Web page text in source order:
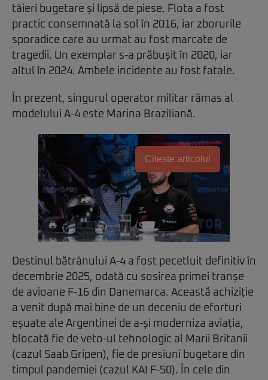
tăieri bugetare și lipsă de piese. Flota a fost
practic consemnată la sol în 2016, iar zborurile
sporadice care au urmat au fost marcate de
tragedii. Un exemplar s-a prăbușit în 2020, iar
altul în 2024. Ambele incidente au fost fatale.
În prezent, singurul operator militar rămas al
modelului A-4 este Marina Braziliană.
Citește articolul
Destinul bătrânului A-4 a fost pecetluit definitiv în
decembrie 2025, odată cu sosirea primei tranșe
de avioane F-16 din Danemarca. Această achiziție
a venit după mai bine de un deceniu de eforturi
eșuate ale Argentinei de a-și moderniza aviația,
blocată fie de veto-ul tehnologic al Marii Britanii
(cazul Saab Gripen), fie de presiuni bugetare din
timpul pandemiei (cazul KAI F-50). În cele din